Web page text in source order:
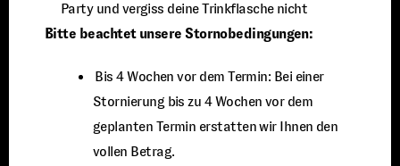
Party und vergiss deine Trinkflasche nicht
Bitte beachtet unsere Stornobedingungen:
⁠ ⁠Bis 4 Wochen vor dem Termin: Bei einer
Stornierung bis zu 4 Wochen vor dem
geplanten Termin erstatten wir Ihnen den
vollen Betrag.